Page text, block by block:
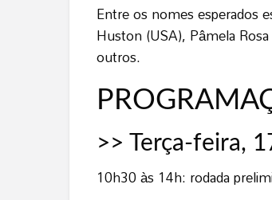
Entre os nomes esperados
Huston (USA), Pâmela
outros.
>> Terça-feira,
10h30 às 14h: rodada